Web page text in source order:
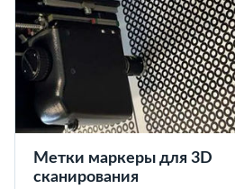
Метки маркеры для 3D
сканирования